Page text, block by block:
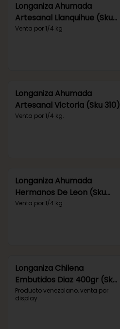
Longaniza Ahumada
Artesanal Llanquihue (Sku
136)
Venta por 1/4 kg
Longaniza Ahumada
Artesanal Victoria (Sku 310)
Venta por 1/4 kg.
Longaniza Ahumada
Hermanos De Leon (Sku
296)
Venta por 1/4 kg.
Longaniza Chilena
Embutidos Diaz 400gr (Sku
430)
Producto venezolano, venta por
display.